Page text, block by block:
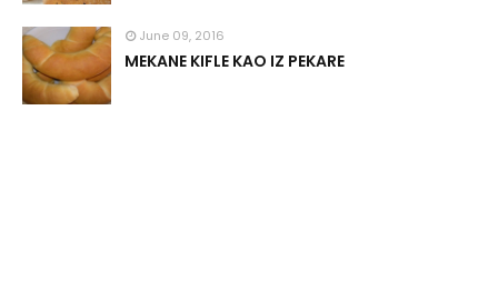
June 09, 2016
MEKANE KIFLE KAO IZ PEKARE